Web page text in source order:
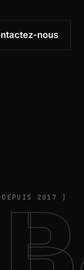
nous
DEPUIS 2017 ]